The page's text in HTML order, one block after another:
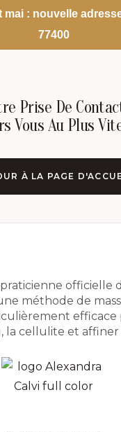
mai : nouvelle
77400
Prise De
Vous Au Plus
À LA PAGE
praticienne officielle
méthode de
efficace
la cellulite et